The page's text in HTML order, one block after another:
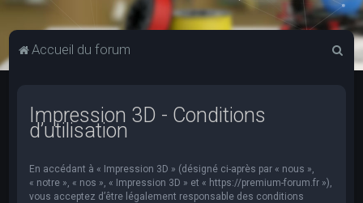
Accueil du forum
Impression 3D - Conditions
d’utilisation
En accédant à « Impression 3D » (désigné ci-après par « nous »,
« notre », « nos », « Impression 3D » et « https://premium-forum.fr »),
vous acceptez d’être légalement responsable des conditions